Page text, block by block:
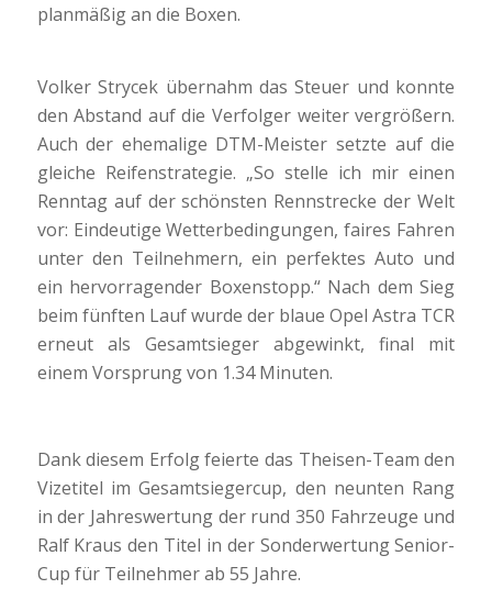
planmäßig an die Boxen.
Volker Strycek übernahm das Steuer und konnte
den Abstand auf die Verfolger weiter vergrößern.
Auch der ehemalige DTM-Meister setzte auf die
gleiche Reifenstrategie. „So stelle ich mir einen
Renntag auf der schönsten Rennstrecke der Welt
vor: Eindeutige Wetterbedingungen, faires Fahren
unter den Teilnehmern, ein perfektes Auto und
ein hervorragender Boxenstopp.“ Nach dem Sieg
beim fünften Lauf wurde der blaue Opel Astra TCR
erneut als Gesamtsieger abgewinkt, final mit
einem Vorsprung von 1.34 Minuten.
Dank diesem Erfolg feierte das Theisen-Team den
Vizetitel im Gesamtsiegercup, den neunten Rang
in der Jahreswertung der rund 350 Fahrzeuge und
Ralf Kraus den Titel in der Sonderwertung Senior-
Cup für Teilnehmer ab 55 Jahre.